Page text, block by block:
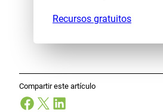
Recursos gratuitos
Compartir este artículo
Facebook
X LinkedIn